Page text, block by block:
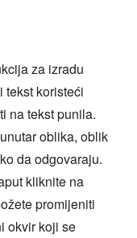
za izradu
tekst koristeći
na tekst punila.
oblika, oblik
da odgovaraju.
kliknite na
promijeniti
okvir koji se